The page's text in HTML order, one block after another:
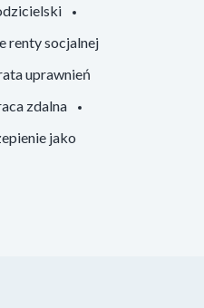
renty socjalnej
uprawnień
zdalna
jako